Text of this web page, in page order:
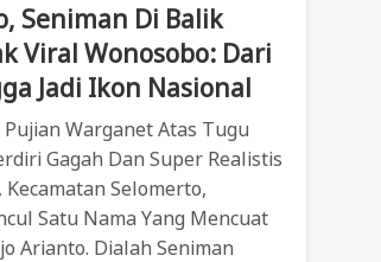
Seniman Di Balik
Viral Wonosobo: Dari
Jadi Ikon Nasional
Warganet Atas Tugu
Gagah Dan Super Realistis
Kecamatan Selomerto,
Satu Nama Yang Mencuat
Arianto. Dialah Seniman